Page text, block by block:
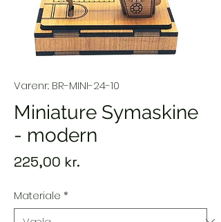
Varenr.: BR-MINI-24-10
Miniature Symaskine
- modern
225,00 kr.
Materiale *